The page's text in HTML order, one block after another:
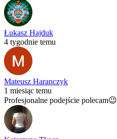
Łukasz Hajduk
4 tygodnie temu
Mateusz Haranczyk
1 miesiąc temu
Profesjonalne podejście polecam😉